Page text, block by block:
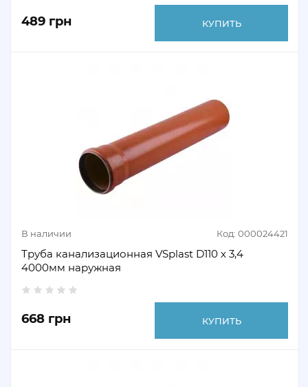
489 грн КУПИТЬ
В наличии Код: 000024421
Труба канализационная VSplast D110 х 3,4
4000мм наружная
668 грн КУПИТЬ